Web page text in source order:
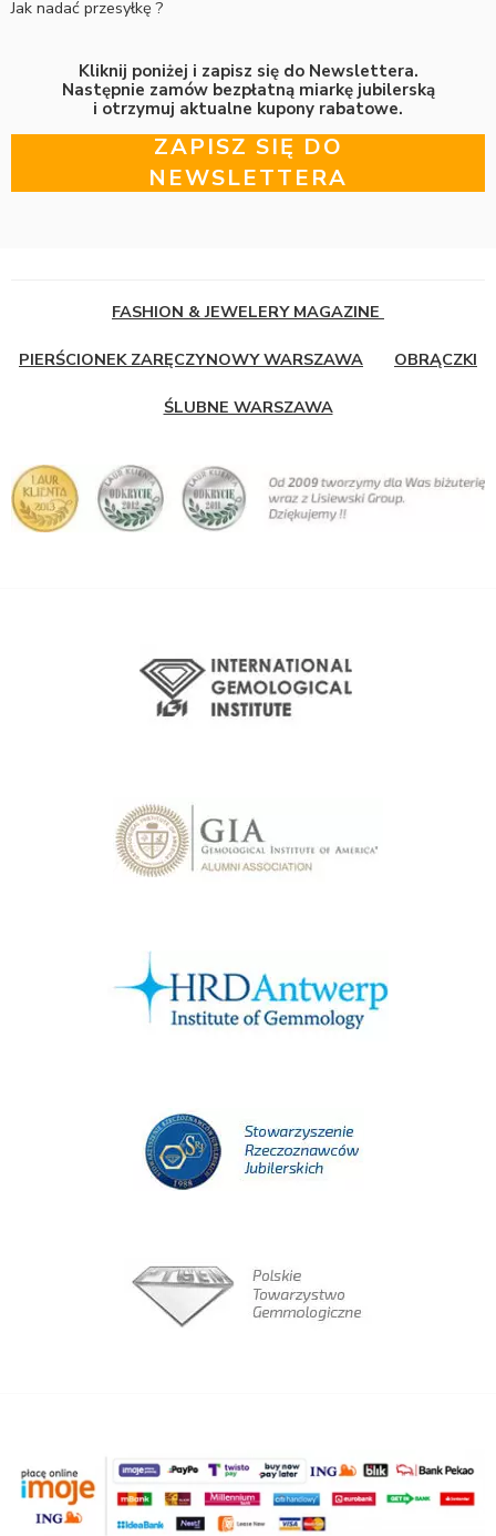
Jak nadać przesyłkę ?
Kliknij poniżej i zapisz się do Newslettera.
Następnie zamów bezpłatną miarkę jubilerską
i otrzymuj aktualne kupony rabatowe.
ZAPISZ SIĘ DO
NEWSLETTERA
FASHION & JEWELERY MAGAZINE
PIERŚCIONEK ZARĘCZYNOWY WARSZAWA OBRĄCZKI
ŚLUBNE WARSZAWA